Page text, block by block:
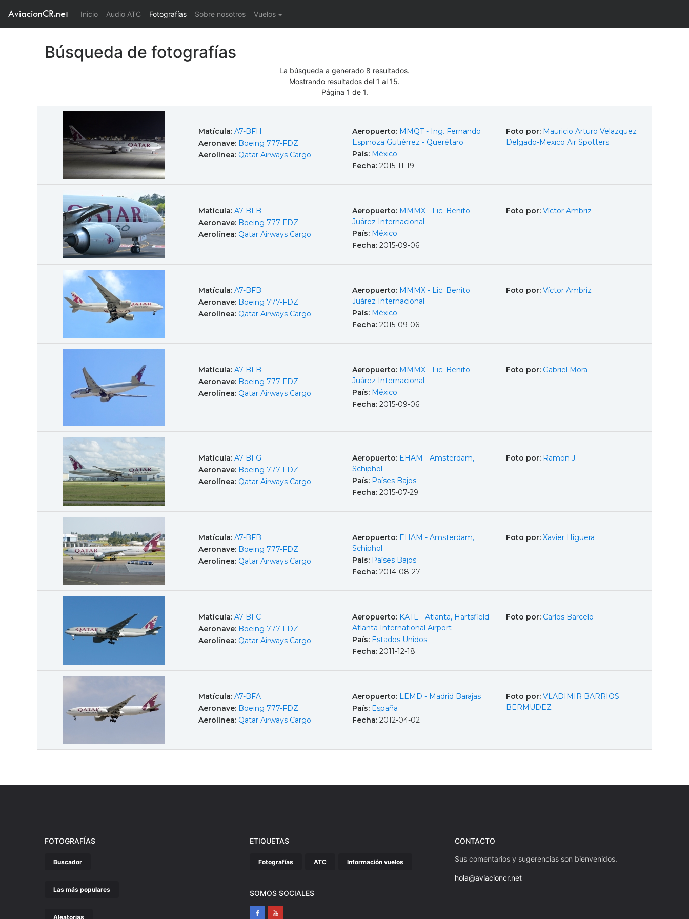
AviacionCR.net Inicio(current)
Audio ATC Fotografías Sobre nosotros Vuelos
Búsqueda de fotografías
La búsqueda a generado 8 resultados.
Mostrando resultados del 1 al 15.
Página 1 de 1.
Matícula: A7-BFH
Aeronave: Boeing 777-FDZ
Aerolínea: Qatar Airways Cargo
Aeropuerto: MMQT - Ing. Fernando
Espinoza Gutiérrez - Querétaro
País: México
Fecha: 2015-11-19
Foto por: Mauricio Arturo Velazquez
Delgado-Mexico Air Spotters
Matícula: A7-BFB
Aeronave: Boeing 777-FDZ
Aerolínea: Qatar Airways Cargo
Aeropuerto: MMMX - Lic. Benito
Juárez Internacional
País: México
Fecha: 2015-09-06
Foto por: Víctor Ambriz
Matícula: A7-BFB
Aeronave: Boeing 777-FDZ
Aerolínea: Qatar Airways Cargo
Aeropuerto: MMMX - Lic. Benito
Juárez Internacional
País: México
Fecha: 2015-09-06
Foto por: Víctor Ambriz
Matícula: A7-BFB
Aeronave: Boeing 777-FDZ
Aerolínea: Qatar Airways Cargo
Aeropuerto: MMMX - Lic. Benito
Juárez Internacional
País: México
Fecha: 2015-09-06
Foto por: Gabriel Mora
Matícula: A7-BFG
Aeronave: Boeing 777-FDZ
Aerolínea: Qatar Airways Cargo
Aeropuerto: EHAM - Amsterdam,
Schiphol
País: Países Bajos
Fecha: 2015-07-29
Foto por: Ramon J.
Matícula: A7-BFB
Aeronave: Boeing 777-FDZ
Aerolínea: Qatar Airways Cargo
Aeropuerto: EHAM - Amsterdam,
Schiphol
País: Países Bajos
Fecha: 2014-08-27
Foto por: Xavier Higuera
Matícula: A7-BFC
Aeronave: Boeing 777-FDZ
Aerolínea: Qatar Airways Cargo
Aeropuerto: KATL - Atlanta, Hartsfield
Atlanta International Airport
País: Estados Unidos
Fecha: 2011-12-18
Foto por: Carlos Barcelo
Matícula: A7-BFA
Aeronave: Boeing 777-FDZ
Aerolínea: Qatar Airways Cargo
Aeropuerto: LEMD - Madrid Barajas
País: España
Fecha: 2012-04-02
Foto por: VLADIMIR BARRIOS
BERMUDEZ
FOTOGRAFÍAS
Buscador
Las más populares
Aleatorias
ETIQUETAS
Fotografías ATC Información vuelos
SOMOS SOCIALES
CONTACTO
Sus comentarios y sugerencias son bienvenidos.
hola@aviacioncr.net